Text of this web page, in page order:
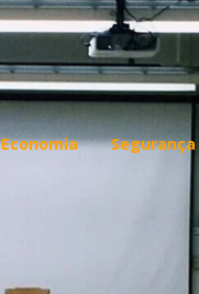
Economia Segurança